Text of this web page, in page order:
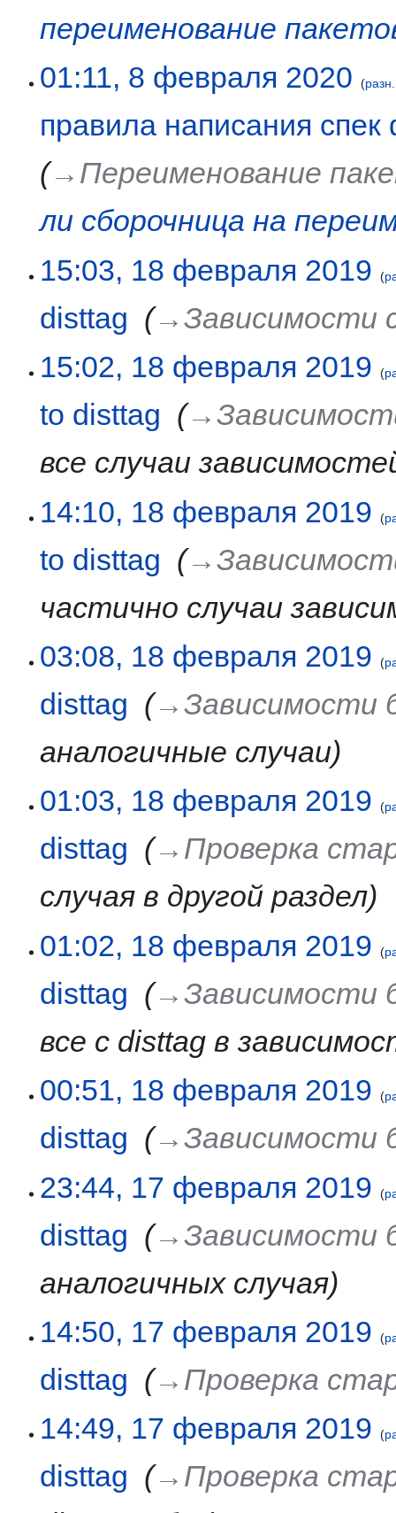
переименование
01:11, 8 февраля 2020
разн.
правила написания
→‎Переименование
ли сборочница на
февраля
15:03, 18 февраля 2019
disttag
→‎Зависимости
15:02, 18 февраля 2019
to disttag
все случаи
14:10, 18 февраля 2019
to disttag
частично случаи
03:08, 18 февраля 2019
disttag
→‎Зависимости
аналогичные случаи
01:03, 18 февраля 2019
disttag
→‎Проверка
случая в другой раздел
01:02, 18 февраля 2019
disttag
→‎Зависимости
все с disttag в
00:51, 18 февраля 2019
disttag →‎Зависимости
февраля
23:44, 17 февраля 2019
disttag
→‎Зависимости
аналогичных случая
14:50, 17 февраля 2019
disttag
→‎Проверка
14:49, 17 февраля 2019
disttag
→‎Проверка